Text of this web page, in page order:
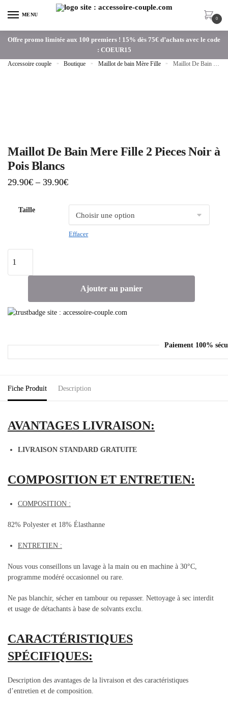
MENU
0
Offre promo limitée aux 100 premiers ! 15% dès 75€ d’achats avec le code
: COEUR15
Accessoire couple » Boutique » Maillot de bain Mère Fille » Maillot De Bain Mere Fille 2 Pieces Noir à Pois Blancs
Maillot De Bain Mere Fille 2 Pieces Noir à
Pois Blancs
29.90€ – 39.90€
Taille
Effacer
Ajouter au panier
Paiement 100%
Fiche Produit Description
AVANTAGES LIVRAISON:
LIVRAISON STANDARD GRATUITE
COMPOSITION ET ENTRETIEN:
COMPOSITION :
82% Polyester et 18% Élasthanne
ENTRETIEN :
Nous vous conseillons un lavage à la main ou en machine à 30°C,
programme modéré occasionnel ou rare.
Ne pas blanchir, sécher en tambour ou repasser. Nettoyage à sec interdit
et usage de détachants à base de solvants exclu.
CARACTÉRISTIQUES
SPÉCIFIQUES:
Description des avantages de la livraison et des caractéristiques
d’entretien et de composition.